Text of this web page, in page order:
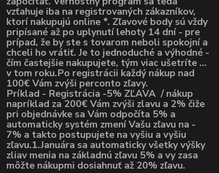
vzťahuje iba na registrovaných zákazníkov,
ktorí nakupujú online *. Zľavové body sú vždy
pripísané až po uplynutí lehoty 14 dní - pre
prípad, že by ste s tovarom neboli spokojní a
chceli ho vrátiť. Je to jednoduché a výhodné -
čím častejšie nakupujete, tým viac ušetríte ...
v tom roku.Po registrácii každý nákup nad
100€ Vám zvýši perconto zľavy.
Príklad - Registrácia -5% ZĽAVA / nákup
napríklad za 200€ Vám zvýši zlavu a 2% čiže
pri objednávke sa Vám odpočíta 5% a
automaticky systém zmení Vašu zľavu na -
7% a takto postupujete na vyšiu a vyšiu
zľavu.1.Januára sa automaticky všetky výšky
zliav menia na základnú zľavu 5% a vy zasa
môžte nákupmi dosiahnuť až 20% zľavu.